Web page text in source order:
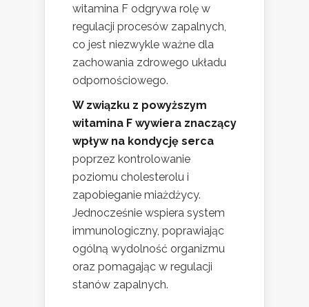
witamina F odgrywa rolę w
regulacji procesów zapalnych,
co jest niezwykle ważne dla
zachowania zdrowego układu
odpornościowego.
W związku z powyższym
witamina F wywiera znaczący
wpływ na kondycję serca
poprzez kontrolowanie
poziomu cholesterolu i
zapobieganie miażdżycy.
Jednocześnie wspiera system
immunologiczny, poprawiając
ogólną wydolność organizmu
oraz pomagając w regulacji
stanów zapalnych.